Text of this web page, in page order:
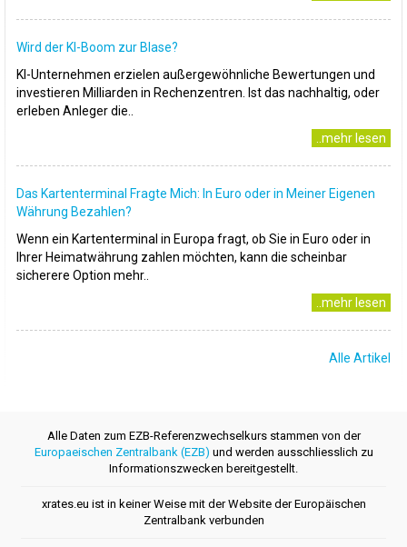
Wird der KI-Boom zur Blase?
KI-Unternehmen erzielen außergewöhnliche Bewertungen und
investieren Milliarden in Rechenzentren. Ist das nachhaltig, oder
erleben Anleger die..
..mehr lesen
Das Kartenterminal Fragte Mich: In Euro oder in Meiner Eigenen
Währung Bezahlen?
Wenn ein Kartenterminal in Europa fragt, ob Sie in Euro oder in
Ihrer Heimatwährung zahlen möchten, kann die scheinbar
sicherere Option mehr..
..mehr lesen
Alle Artikel
Alle Daten zum EZB-Referenzwechselkurs stammen von der
Europaeischen Zentralbank (EZB) und werden ausschliesslich zu
Informationszwecken bereitgestellt.
xrates.eu ist in keiner Weise mit der Website der Europäischen
Zentralbank verbunden